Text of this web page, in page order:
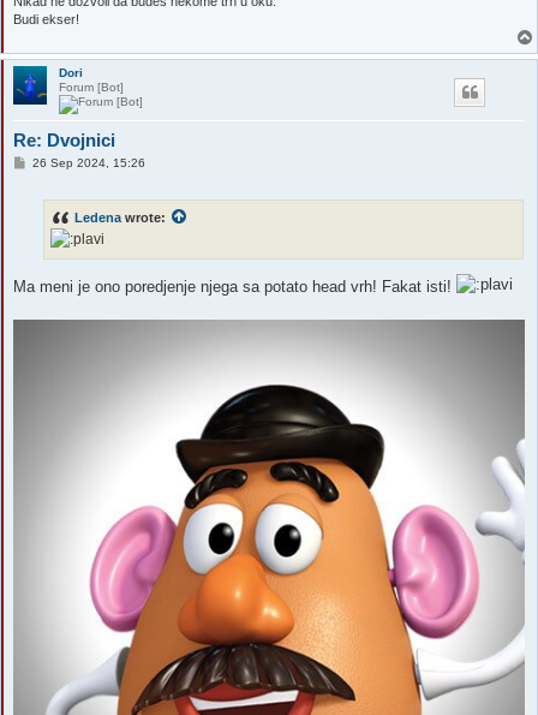
Budi ekser!
Dori
Forum [Bot]
Re: Dvojnici
P26 Sep 2024, 15:26
Ledena wrote:
Ma meni je ono poredjenje njega sa potato head vrh! Fakat isti!